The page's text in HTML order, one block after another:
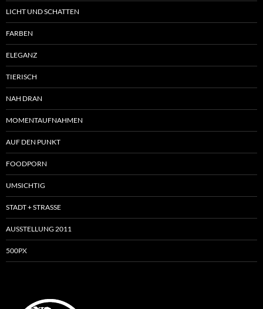
LICHT UND SCHATTEN
FARBEN
ELEGANZ
TIERISCH
NAH DRAN
MOMENTAUFNAHMEN
AUF DEN PUNKT
FOODPORN
UMSICHTIG
STADT + STRASSE
AUSSTELLUNG 2011
500PX